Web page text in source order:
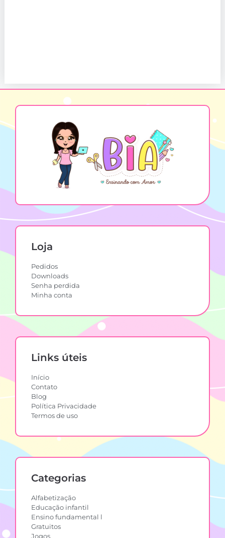
Loja
Pedidos
Downloads
Senha perdida
Minha conta
Links úteis
Início
Contato
Blog
Política Privacidade
Termos de uso
Categorias
Alfabetização
Educação infantil
Ensino fundamental l
Gratuitos
Jogos